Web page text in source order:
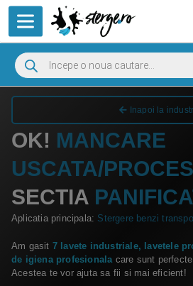
Inapoi la
OK! MANCARE
USCATA/
SECTIA
Aplicatia principala: Stergere benzi
Am gasit 7 lavete industriale, lavetele
de igiena profesionala care sunt
Acestea te vor ajuta sa fii si mai eficient!